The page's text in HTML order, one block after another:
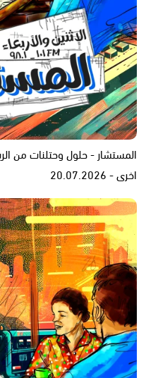
المستشار - حلول وحتلنات من
اخرى - 20.07.2026